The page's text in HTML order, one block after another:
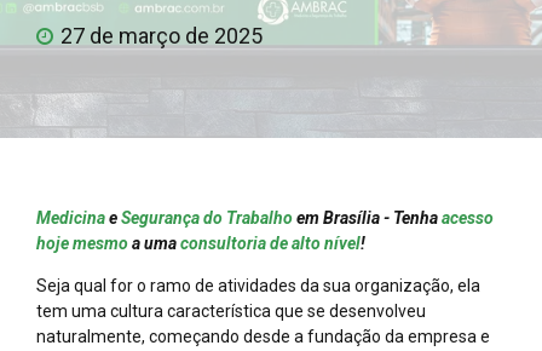
27 de março de 2025
MedicinaeSegurança do Trabalhoem Brasília - Tenhaacesso
hoje mesmoa umaconsultoria de alto nível!
Seja qual for o ramo de atividades da sua organização, ela
tem uma cultura característica que se desenvolveu
naturalmente, começando desde a fundação da empresa e